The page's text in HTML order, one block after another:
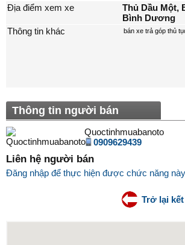
Địa điểm xem xe
Thủ Dầu Một,
Bình Dương
Thông tin khác
Thông tin người bán
Quoctinhmuabanoto
0909629439
Liên hệ người bán
Đăng nhập để thực hiện được chức năng này
Trở lại